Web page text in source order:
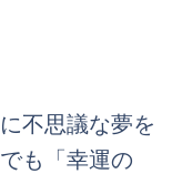
不思議な夢を
も「幸運の